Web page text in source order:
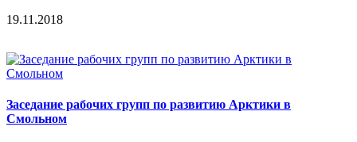
19.11.2018
Заседание рабочих групп по развитию Арктики в
Смольном